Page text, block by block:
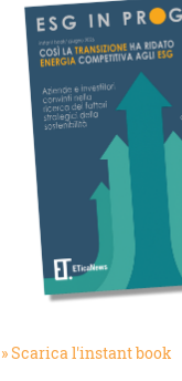
» Scarica l'instant book